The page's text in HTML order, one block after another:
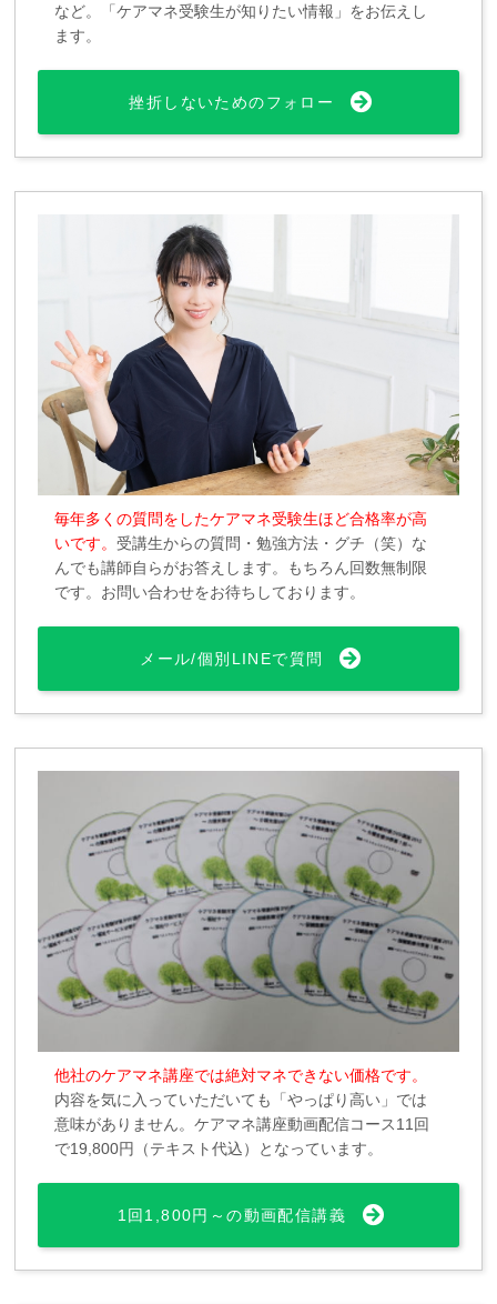
など。「ケアマネ受験生が知りたい情報」をお伝えし
ます。
挫折しないためのフォロー
毎年多くの質問をしたケアマネ受験生ほど合格率が高
いです。受講生からの質問・勉強方法・グチ（笑）な
んでも講師自らがお答えします。もちろん回数無制限
です。お問い合わせをお待ちしております。
メール/個別LINEで質問
他社のケアマネ講座では絶対マネできない価格です。
内容を気に入っていただいても「やっぱり高い」では
意味がありません。ケアマネ講座動画配信コース11回
で19,800円（テキスト代込）となっています。
1回1,800円～の動画配信講義